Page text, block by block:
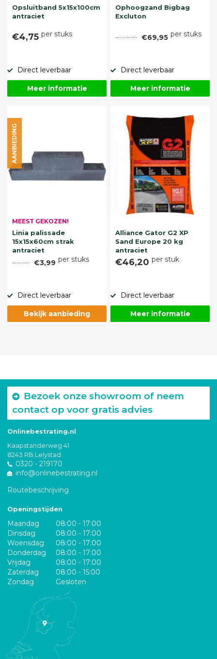
Opsluitband 5x15x100cm
antraciet
€4,75 per stuks
Direct leverbaar
Meer informatie
Ophoogzand Bigbag
Excluton
€89,95 €69,95 per stuks
Direct leverbaar
Meer informatie
MEEST GEKOZEN!
Linia palissade
15x15x60cm strak
antraciet
€5,75 €3,99 per stuks
AANBIEDING
Direct leverbaar
Bekijk aanbieding
Alliance Gator G2 XP
Sand Europe 20 kg
antraciet
€46,20 per stuk
Direct leverbaar
Meer informatie
Bezoek onze showroom of neem
contact op voor gratis advies
Onlinebestrating.nl
Kaapstanderweg 41
8243 RB Lelystad
0320 - 219170
info@onlinebestrating.nl
Routebeschrijving
Openingstijden
Maandag
08:00 - 17:00
Dinsdag
08:00 - 17:00
Woensdag
08:00 - 17:00
Donderdag
08:00 - 17:00
Vrijdag
08:00 - 17:00
Zaterdag
08:00 - 15:00
Zondag
Gesloten